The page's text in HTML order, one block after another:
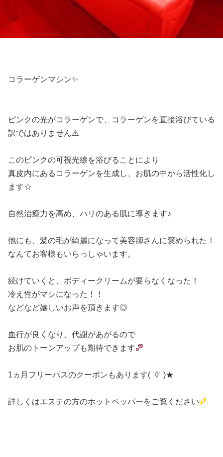
コラーゲンマシン✨
ピンクの光がコラーゲンで、コラーゲンを直接浴びている
訳ではありません⚠️
このピンクの可視光線を浴びることにより
真皮内にあるコラーゲンを生成し、お肌の中から活性化し
ます☆
自然治癒力を高め、ハリのある肌に導きます♪
他にも、髪の毛が綺麗になって美容師さんに褒められた！
なんてお客様もいらっしゃいます。
続けていくと、ボディークリームが要らなくなった！
冷え性がマシになった！！
などなど嬉しいお声を頂きます◎
血行が良くなり、代謝があがるので
お肌のトーンアップも期待できます
1ヵ月フリーパスのクーポンもあります( ˙◊˙ )★
詳しくはエステの方のホットペッパーをご覧ください